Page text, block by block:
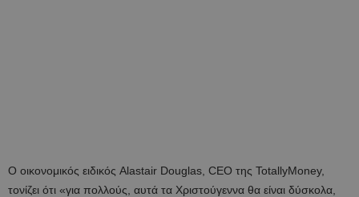
Ο οικονομικός ειδικός Alastair Douglas, CEO της TotallyMoney,
τονίζει ότι «για πολλούς, αυτά τα Χριστούγεννα θα είναι δύσκολα,